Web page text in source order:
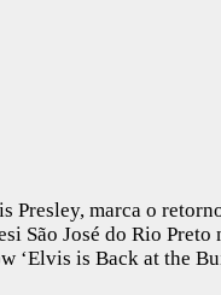
Presley, marca o
São José do Rio
‘Elvis is Back at the